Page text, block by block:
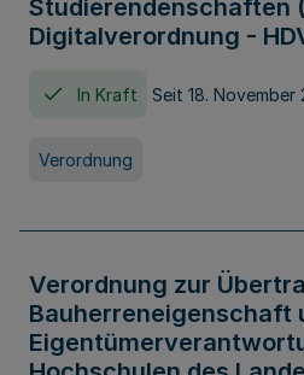
Studierendenschaften
Digitalverordnung -
In Kraft Seit 18. November
Verordnung
Verordnung zur
Bauherreneigenschaft